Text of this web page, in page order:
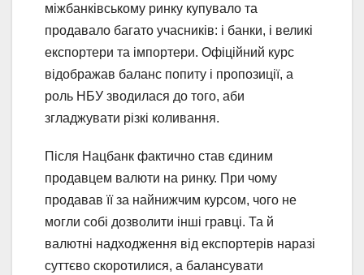
міжбанківському ринку купувало та
продавало багато учасників: і банки, і великі
експортери та імпортери. Офіційний курс
відображав баланс попиту і пропозиції, а
роль НБУ зводилася до того, аби
згладжувати різкі коливання.
Після Нацбанк фактично став єдиним
продавцем валюти на ринку. При чому
продавав її за найнижчим курсом, чого не
могли собі дозволити інші гравці. Та й
валютні надходження від експортерів наразі
суттєво скоротилися, а балансувати